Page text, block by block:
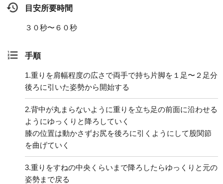
目安所要時間
３０秒〜６０秒
手順
1.重りを肩幅程度の広さで両手で持ち片脚を１足〜２足分
後ろに引いた姿勢から開始する
2.背中が丸まらないように重りを立ち足の前面に沿わせる
ようにゆっくりと降ろしていく
膝の位置は動かさずお尻を後ろに引くようにして股関節
を曲げていく
3.重りをすねの中央くらいまで降ろしたらゆっくりと元の
姿勢まで戻る